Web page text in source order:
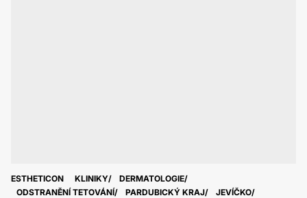
ESTHETICON KLINIKY
DERMATOLOGIE
ODSTRANĚNÍ TETOVÁNÍ
PARDUBICKÝ KRAJ JEVÍČKO